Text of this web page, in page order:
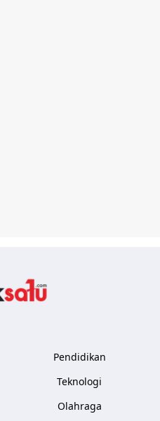
Pendidikan
Teknologi
Olahraga